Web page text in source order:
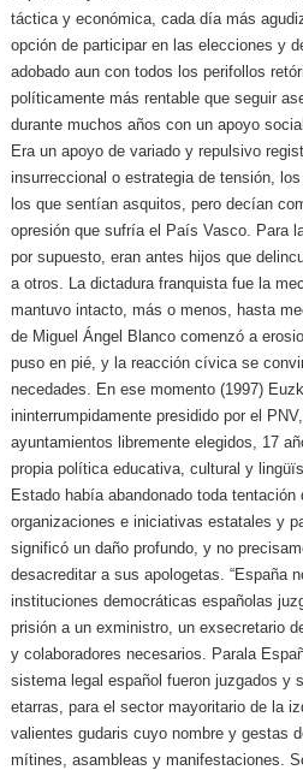
táctica y económica, cada día más
opción de participar en las elecciones y
adobado aun con todos los perifollos
políticamente más rentable que seguir
durante muchos años con un apoyo
Era un apoyo de variado y repulsivo
insurreccional o estrategia de tensión,
los que sentían asquitos, pero decían
opresión que sufría el País Vasco. Para
por supuesto, eran antes hijos que
a otros. La dictadura franquista fue la
mantuvo intacto, más o menos, hasta
de Miguel Ángel Blanco comenzó a
puso en pié, y la reacción cívica se
necedades. En ese momento (1997)
ininterrumpidamente presidido por el
ayuntamientos libremente elegidos, 17
propia política educativa, cultural y
Estado había abandonado toda
organizaciones e iniciativas estatales y
significó un daño profundo, y no
desacreditar a sus apologetas. “España
instituciones democráticas españolas
prisión a un exministro, un exsecretario
y colaboradores necesarios. Parala
sistema legal español fueron juzgados y
etarras, para el sector mayoritario de la
valientes gudaris cuyo nombre y gestas
mítines, asambleas y manifestaciones.